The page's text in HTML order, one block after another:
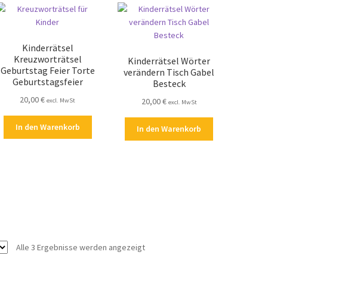
Kinderrätsel
Kreuzworträtsel
Geburtstag Feier Torte
Geburtstagsfeier
20,00€ excl. MwSt
In den Warenkorb
Kinderrätsel Wörter
verändern Tisch Gabel
Besteck
20,00€ excl. MwSt
In den Warenkorb
Alle 3 Ergebnisse werden angezeigtNach